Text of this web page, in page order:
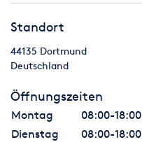
Standort
44135 Dortmund
Deutschland
Öffnungszeiten
Montag
08:00-18:00
Dienstag
08:00-18:00